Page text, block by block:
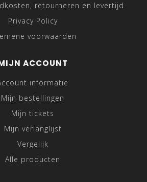
retourneren en levertijd
Privacy Policy
voorwaarden
ACCOUNT
informatie
Mijn bestellingen
Mijn tickets
Mijn verlanglijst
Vergelijk
Alle producten